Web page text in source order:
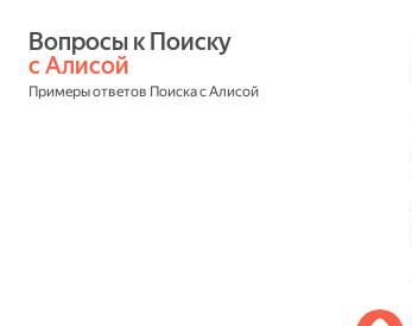
с Алисой
Примеры ответов Поиска с Алисой